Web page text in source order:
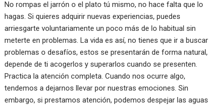
No rompas el jarrón o el plato tú mismo, no hace falta que lo
hagas. Si quieres adquirir nuevas experiencias, puedes
arriesgarte voluntariamente un poco más de lo habitual sin
meterte en problemas. La vida es así, no tienes que ir a buscar
problemas o desafíos, estos se presentarán de forma natural,
depende de ti acogerlos y superarlos cuando se presenten.
Practica la atención completa. Cuando nos ocurre algo,
tendemos a dejarnos llevar por nuestras emociones. Sin
embargo, si prestamos atención, podemos despejar las aguas